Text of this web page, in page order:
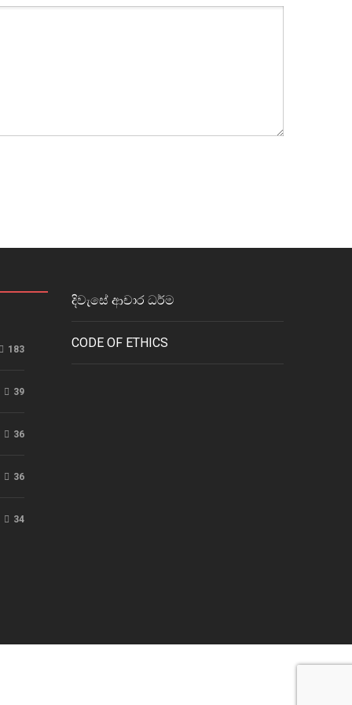
183
39
36
36
34
දිවැසේ ආචාර ධර්ම
CODE OF ETHICS